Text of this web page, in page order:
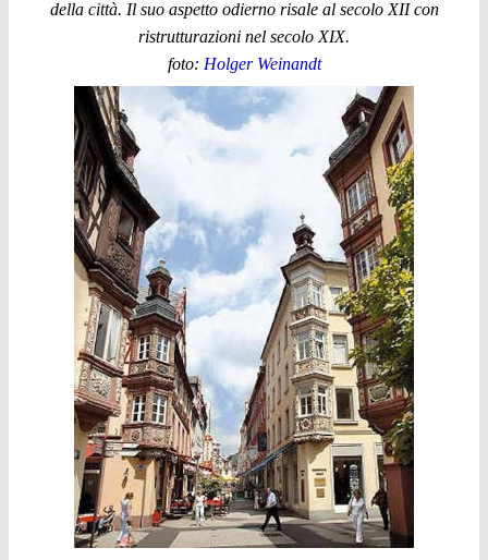
della città. Il suo aspetto odierno risale al secolo XII con
ristrutturazioni nel secolo XIX.
foto: Holger Weinandt